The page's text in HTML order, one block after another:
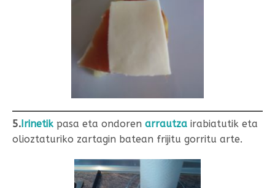
5.Irinetik pasa eta ondoren arrautza irabiatutik eta
olioztaturiko zartagin batean frijitu gorritu arte.